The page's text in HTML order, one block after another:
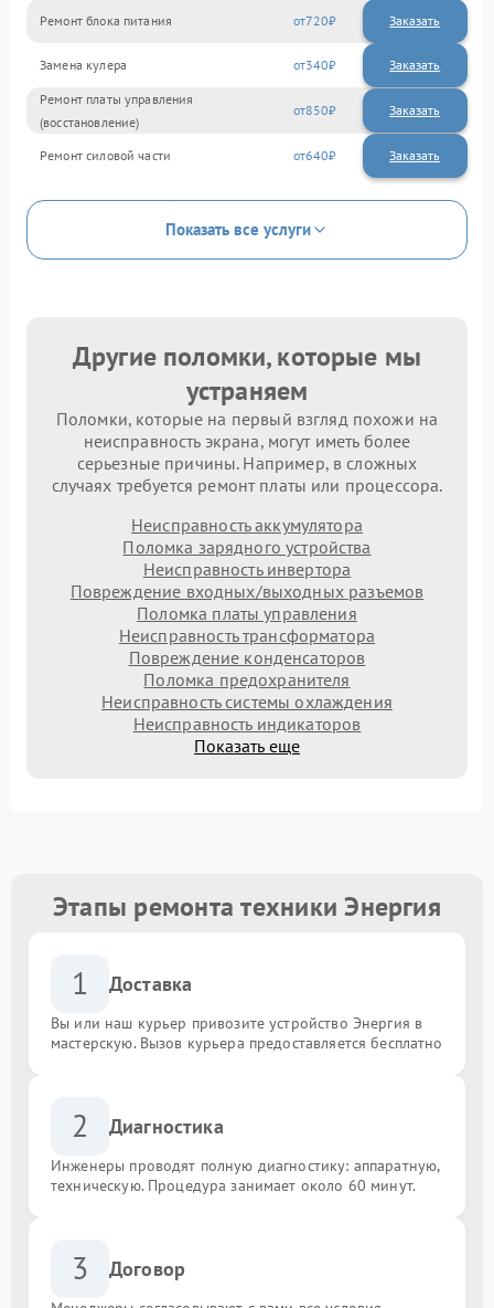
Ремонт блока питания 720
Замена кулера 340
Ремонт платы управления
(восстановление)
850
Ремонт силовой части 640
Показать все услуги
Другие поломки, которые мы
устраняем
Поломки, которые на первый взгляд похожи на
неисправность экрана, могут иметь более
серьезные причины. Например, в сложных
случаях требуется ремонт платы или процессора.
Неисправность аккумулятора
Поломка зарядного устройства
Неисправность инвертора
Повреждение входных/выходных разъемов
Поломка платы управления
Неисправность трансформатора
Повреждение конденсаторов
Поломка предохранителя
Неисправность системы охлаждения
Неисправность индикаторов
Показать еще
Этапы ремонта техники Энергия
1 Доставка
Вы или наш курьер привозите устройство Энергия в
мастерскую. Вызов курьера предоставляется бесплатно
2 Диагностика
Инженеры проводят полную диагностику: аппаратную,
техническую. Процедура занимает около 60 минут.
3 Договор